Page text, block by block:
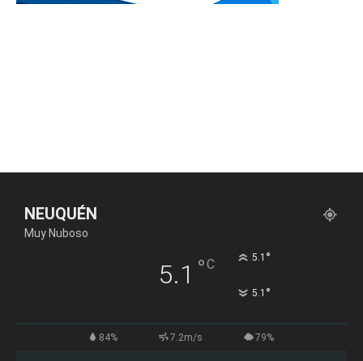
NEUQUÉN
Muy Nuboso
5.1 °C 5.1 °
5.1 °
84% 7.2m/s 79%